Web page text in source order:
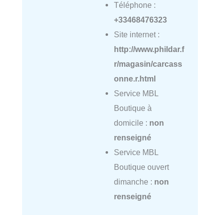
Téléphone :
+33468476323
Site internet :
http://www.phildar.f
r/magasin/carcass
onne.r.html
Service MBL
Boutique à
domicile : non
renseigné
Service MBL
Boutique ouvert
dimanche : non
renseigné